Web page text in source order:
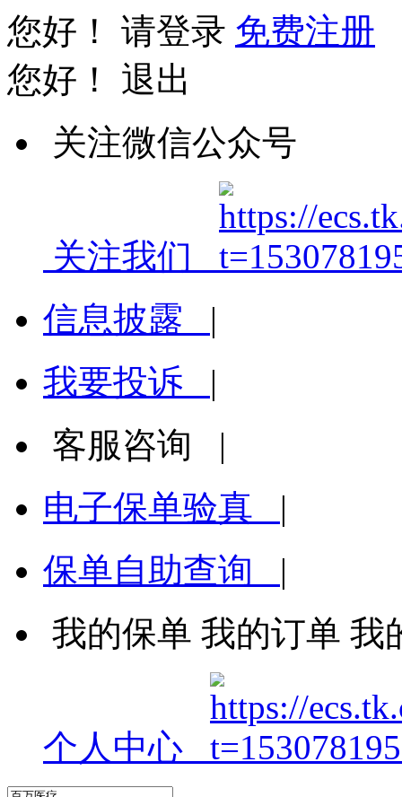
您好！ 请登录 免费注册
您好！ 退出
关注微信公众号
关注我们
信息披露 |
我要投诉 |
客服咨询 |
电子保单验真 |
保单自助查询 |
我的保单 我的订单 我
个人中心